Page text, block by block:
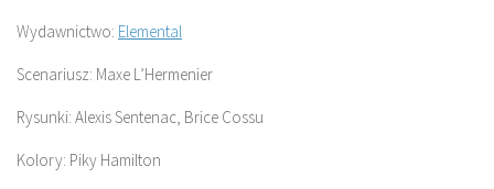
Wydawnictwo: Elemental
Scenariusz: Maxe L’Hermenier
Rysunki: Alexis Sentenac, Brice Cossu
Kolory: Piky Hamilton